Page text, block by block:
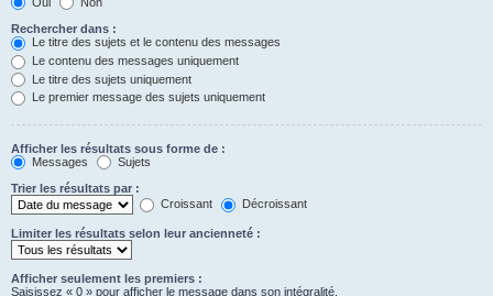
Rechercher dans :
Le titre des sujets et le contenu des messages
Le contenu des messages uniquement
Le titre des sujets uniquement
Le premier message des sujets uniquement
Afficher les résultats sous forme de :
Messages
Sujets
Trier les résultats par :
Croissant
Décroissant
Limiter les résultats selon leur ancienneté :
Afficher seulement les premiers :
Saisissez « 0 » pour afficher le message dans son intégralité.